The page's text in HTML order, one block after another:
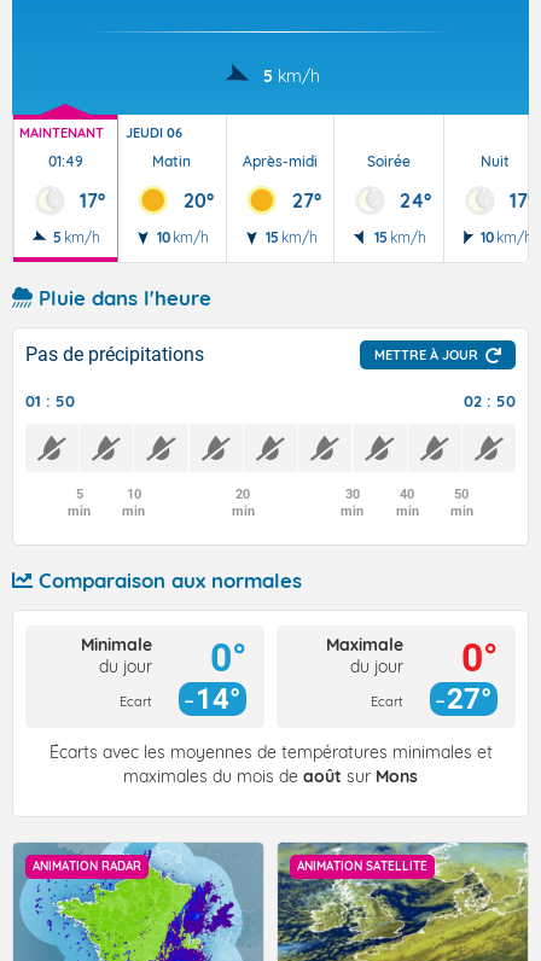
5 km/h
MAINTENANT
01:49
17°
5 km/h
JEUDI 06
Matin
20°
10 km/h
Après-midi
27°
15 km/h
Soirée
24°
15 km/h
Nuit
17°
10 km/h
Pluie dans l'heure
Pas de précipitations METTRE À JOUR
01 : 50 02 : 50
5
min
10
min
20
min
30
min
40
min
50
min
Comparaison aux normales
Minimale
du jour
Ecart
0°
14°
Maximale
du jour
Ecart
0°
27°
Écarts avec les moyennes de températures minimales et
maximales du mois de août sur Mons
ANIMATION RADAR ANIMATION SATELLITE